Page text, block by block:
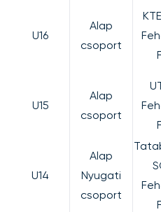
U16
Alap
csoport
U15
Alap
csoport
U14
Alap
Nyugati
csoport